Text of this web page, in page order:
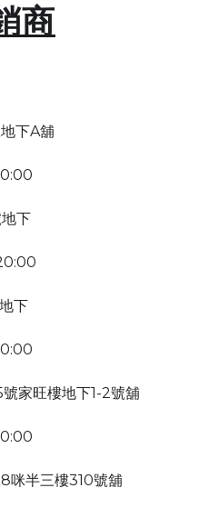
商
下A舖
下
下
家旺樓地下1-2號舖
咪半三樓310號舖